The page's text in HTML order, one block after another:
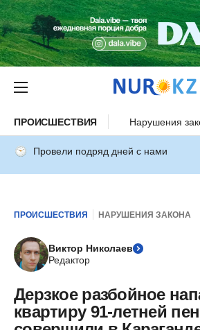
ПРОИСШЕСТВИЯ Нарушения
Провели подряд дней с нами
ПРОИСШЕСТВИЯ НАРУШЕНИЯ ЗАКОНА
Виктор Николаев
Редактор
Дерзкое разбойное
квартиру 91-летней